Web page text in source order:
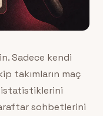
Sadece kendi
takımların maç
istatistiklerini
sohbetlerini